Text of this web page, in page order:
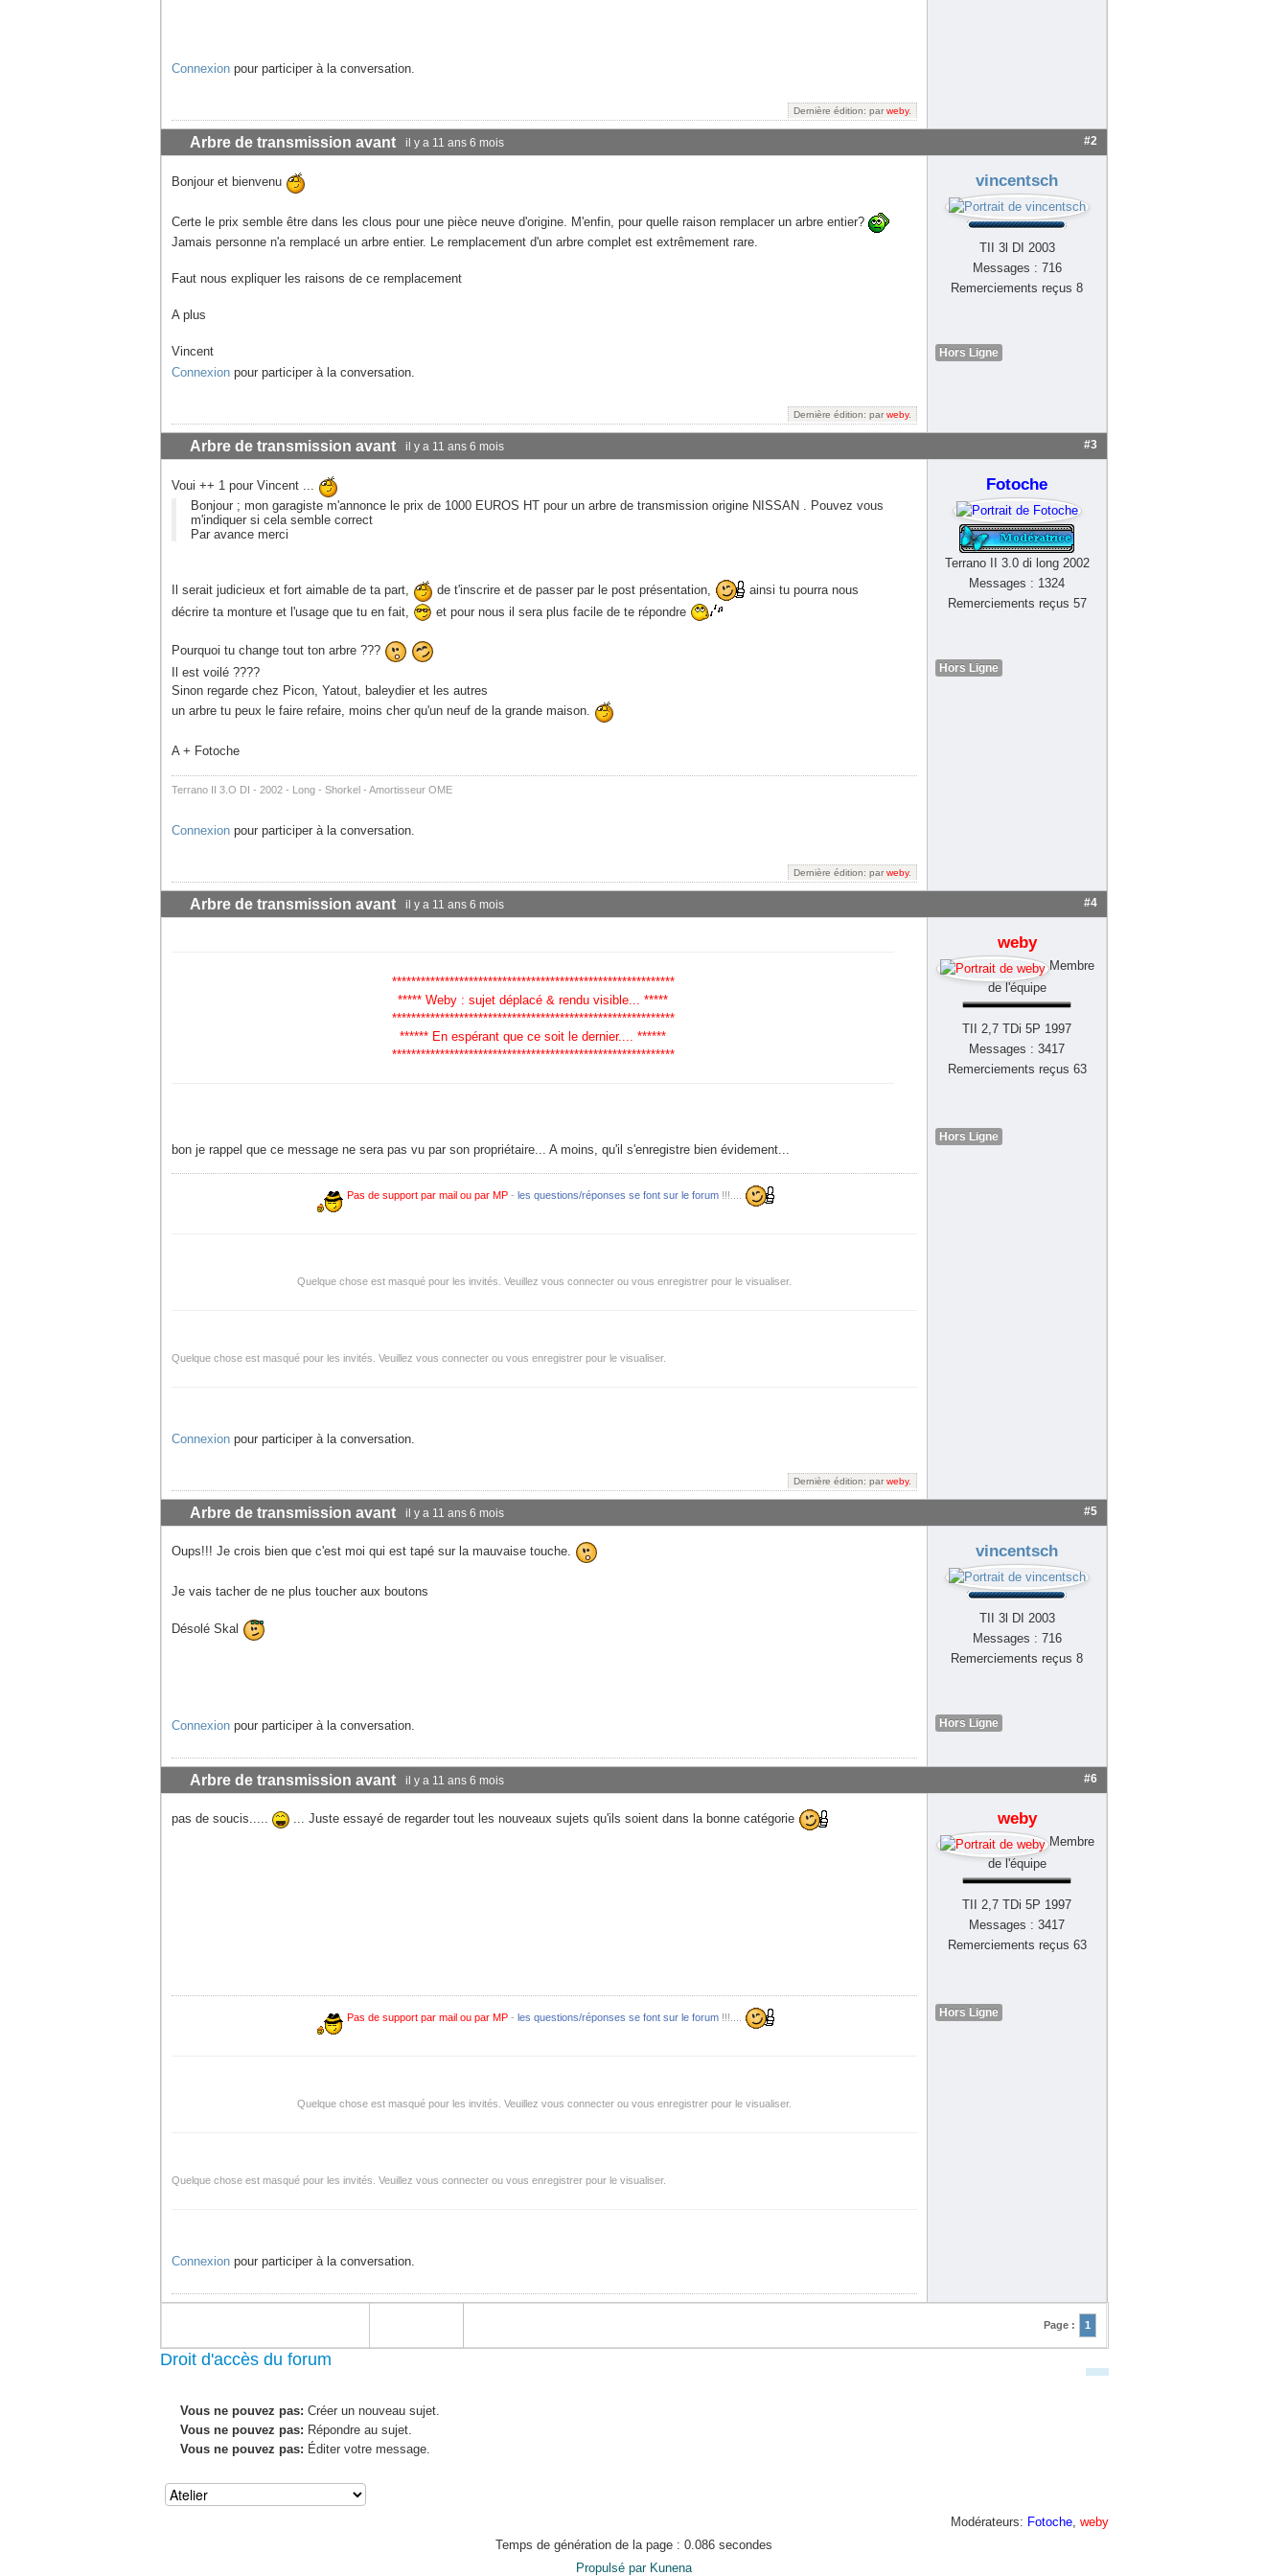
Connexion pour participer à la conversation.
Dernière édition: par weby.
Arbre de transmission avant il y a 11 ans 6 mois #2
Bonjour et bienvenu
Certe le prix semble être dans les clous pour une pièce neuve d'origine. M'enfin, pour quelle raison remplacer un arbre entier?
Jamais personne n'a remplacé un arbre entier. Le remplacement d'un arbre complet est extrêmement rare.
Faut nous expliquer les raisons de ce remplacement
A plus
Vincent
vincentsch
TII 3l DI 2003
Messages : 716
Remerciements reçus 8
Hors Ligne
Connexion pour participer à la conversation.
Dernière édition: par weby.
Arbre de transmission avant il y a 11 ans 6 mois #3
Voui ++ 1 pour Vincent ...
Bonjour ; mon garagiste m'annonce le prix de 1000 EUROS HT pour un arbre de transmission origine NISSAN . Pouvez vous
m'indiquer si cela semble correct
Par avance merci
Il serait judicieux et fort aimable de ta part, de t'inscrire et de passer par le post présentation,
ainsi tu pourra nous
décrire ta monture et l'usage que tu en fait,
et pour nous il sera plus facile de te répondre
Pourquoi tu change tout ton arbre ???
Il est voilé ????
Sinon regarde chez Picon, Yatout, baleydier et les autres
un arbre tu peux le faire refaire, moins cher qu'un neuf de la grande maison.
A + Fotoche
Terrano II 3.O DI - 2002 - Long - Shorkel - Amortisseur OME
Fotoche
Terrano II 3.0 di long 2002
Messages : 1324
Remerciements reçus 57
Hors Ligne
Connexion pour participer à la conversation.
Dernière édition: par weby.
Arbre de transmission avant il y a 11 ans 6 mois #4
***********************************************************
***** Weby : sujet déplacé & rendu visible... *****
***********************************************************
****** En espérant que ce soit le dernier.... ******
***********************************************************
bon je rappel que ce message ne sera pas vu par son propriétaire... A moins, qu'il s'enregistre bien évidement...
Pas de support par mail ou par MP- les questions/réponses se font sur le forum!!!....
Quelque chose est masqué pour les invités. Veuillez vous connecter ou vous enregistrer pour le visualiser.
Quelque chose est masqué pour les invités. Veuillez vous connecter ou vous enregistrer pour le visualiser.
weby
Membre
de l'équipe
TII 2,7 TDi 5P 1997
Messages : 3417
Remerciements reçus 63
Hors Ligne
Connexion pour participer à la conversation.
Dernière édition: par weby.
Arbre de transmission avant il y a 11 ans 6 mois #5
Oups!!! Je crois bien que c'est moi qui est tapé sur la mauvaise touche.
Je vais tacher de ne plus toucher aux boutons
Désolé Skal
vincentsch
TII 3l DI 2003
Messages : 716
Remerciements reçus 8
Hors Ligne
Connexion pour participer à la conversation.
Arbre de transmission avant il y a 11 ans 6 mois #6
pas de soucis..... ... Juste essayé de regarder tout les nouveaux sujets qu'ils soient dans la bonne catégorie
Pas de support par mail ou par MP- les questions/réponses se font sur le forum!!!....
Quelque chose est masqué pour les invités. Veuillez vous connecter ou vous enregistrer pour le visualiser.
Quelque chose est masqué pour les invités. Veuillez vous connecter ou vous enregistrer pour le visualiser.
weby
Membre
de l'équipe
TII 2,7 TDi 5P 1997
Messages : 3417
Remerciements reçus 63
Hors Ligne
Connexion pour participer à la conversation.
Page : 1
Droit d'accès du forum
Vous ne pouvez pas: Créer un nouveau sujet.
Vous ne pouvez pas: Répondre au sujet.
Vous ne pouvez pas: Éditer votre message.
Modérateurs: Fotoche, weby
Temps de génération de la page : 0.086 secondes
Propulsé par Kunena